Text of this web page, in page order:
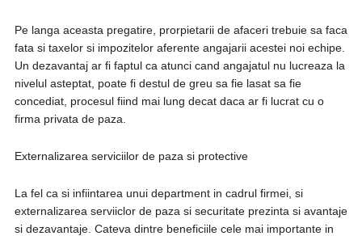
Pe langa aceasta pregatire, prorpietarii de afaceri trebuie sa faca
fata si taxelor si impozitelor aferente angajarii acestei noi echipe.
Un dezavantaj ar fi faptul ca atunci cand angajatul nu lucreaza la
nivelul asteptat, poate fi destul de greu sa fie lasat sa fie
concediat, procesul fiind mai lung decat daca ar fi lucrat cu o
firma privata de paza.
Externalizarea serviciilor de paza si protective
La fel ca si infiintarea unui department in cadrul firmei, si
externalizarea serviiclor de paza si securitate prezinta si avantaje
si dezavantaje. Cateva dintre beneficiile cele mai importante in